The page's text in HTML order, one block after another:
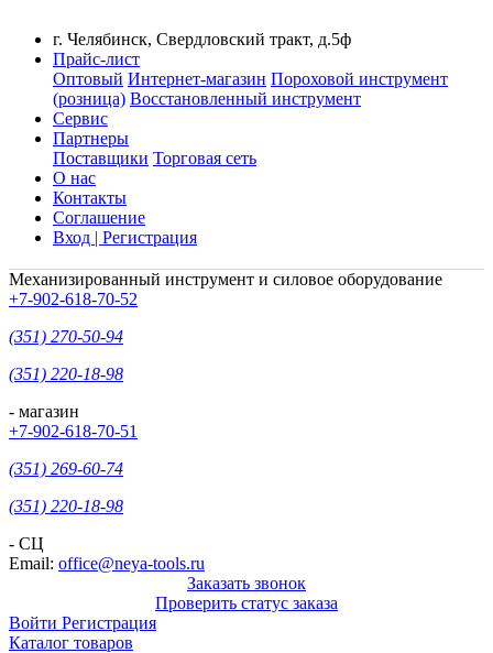
г. Челябинск, Свердловский тракт, д.5ф
Прайс-лист
Оптовый Интернет-магазин Пороховой инструмент
(розница) Восстановленный инструмент
Сервис
Партнеры
Поставщики Торговая сеть
О нас
Контакты
Соглашение
Вход | Регистрация
Механизированный инструмент и силовое оборудование
+7-902-618-70-52
(351) 270-50-94
(351) 220-18-98
- магазин
+7-902-618-70-51
(351) 269-60-74
(351) 220-18-98
- СЦ
Email: office@neya-tools.ru
Заказать звонок
Проверить статус заказа
Войти Регистрация
Каталог товаров